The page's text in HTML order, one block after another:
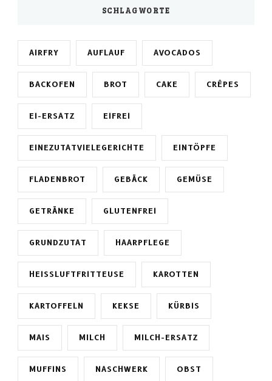
SCHLAGWORTE
AIRFRY AUFLAUF AVOCADOS
BACKOFEN BROT CAKE CRÊPES
EI-ERSATZ EIFREI
EINEZUTATVIELEGERICHTE EINTÖPFE
FLADENBROT GEBÄCK GEMÜSE
GETRÄNKE GLUTENFREI
GRUNDZUTAT HAARPFLEGE
HEISSLUFTFRITTEUSE KAROTTEN
KARTOFFELN KEKSE KÜRBIS
MAIS MILCH MILCH-ERSATZ
MUFFINS NASCHWERK OBST